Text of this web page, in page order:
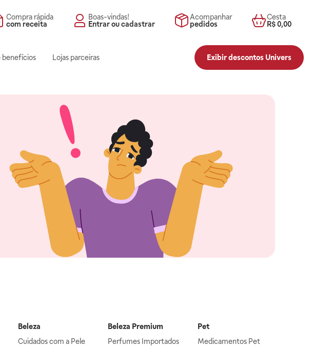
Compra rápida
com receita
Boas-vindas!
Entrar ou cadastrar
Acompanhar
pedidos
Cesta
R$ 0,00
benefícios Lojas parceiras Exibir descontos Univers
Beleza
Cuidados com a Pele
Beleza Premium
Perfumes Importados
Pet
Medicamentos Pet